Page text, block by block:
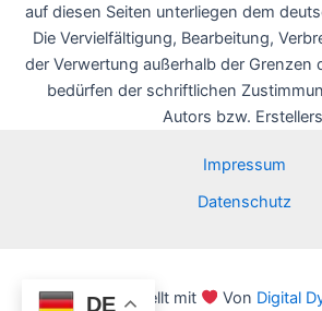
auf diesen Seiten unterliegen dem
Die Vervielfältigung, Bearbeitung,
der Verwertung außerhalb der Grenzen
bedürfen der schriftlichen
Autors bzw.
Impressum
Datenschutz
Erstellt mit Von Digital
DE